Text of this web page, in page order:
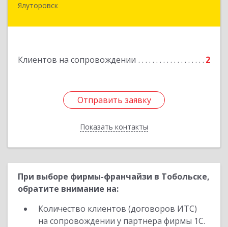
Ялуторовск
Клиентов на сопровождении 2
Отправить заявку
Показать контакты
Отправить заявку
Назад
При выборе фирмы-франчайзи в Тобольске,
обратите внимание на:
Количество клиентов (договоров ИТС)
на сопровождении у партнера фирмы 1С.